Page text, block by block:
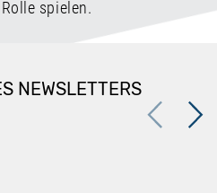
spielen.
NEWSLETTERS
Previous Next